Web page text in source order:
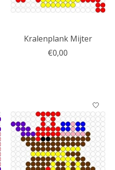
Kralenplank Mijter
€0,00